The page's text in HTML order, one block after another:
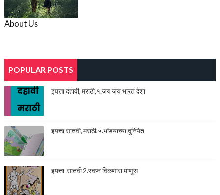
About Us
POPULAR POSTS
इयत्ता दहावी, मराठी,१.जय जय भारत देशा
इयत्ता सातवी, मराठी,५.भांडयाच्या दुनियेत
इयत्ता-सातवी,2.स्वप्न विकणारा माणूस